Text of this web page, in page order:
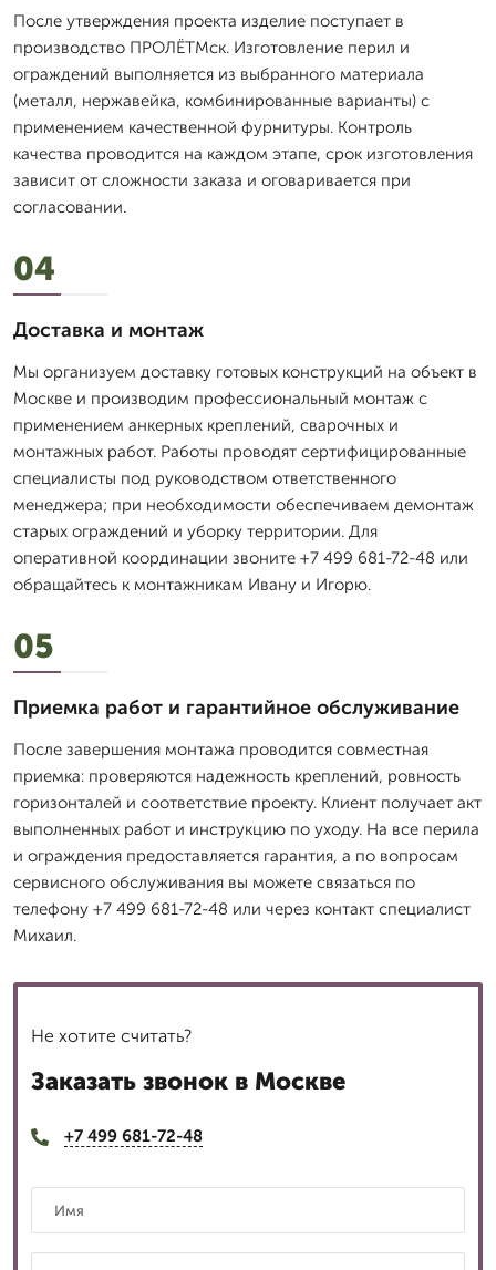
После утверждения проекта изделие поступает в
производство ПРОЛЁТМск. Изготовление перил и
ограждений выполняется из выбранного материала
(металл, нержавейка, комбинированные варианты) с
применением качественной фурнитуры. Контроль
качества проводится на каждом этапе, срок изготовления
зависит от сложности заказа и оговаривается при
согласовании.
04
Доставка и монтаж
Мы организуем доставку готовых конструкций на объект в
Москве и производим профессиональный монтаж с
применением анкерных креплений, сварочных и
монтажных работ. Работы проводят сертифицированные
специалисты под руководством ответственного
менеджера; при необходимости обеспечиваем демонтаж
старых ограждений и уборку территории. Для
оперативной координации звоните +7 499 681-72-48 или
обращайтесь к монтажникам Ивану и Игорю.
05
Приемка работ и гарантийное обслуживание
После завершения монтажа проводится совместная
приемка: проверяются надежность креплений, ровность
горизонталей и соответствие проекту. Клиент получает акт
выполненных работ и инструкцию по уходу. На все перила
и ограждения предоставляется гарантия, а по вопросам
сервисного обслуживания вы можете связаться по
телефону +7 499 681-72-48 или через контакт специалист
Михаил.
Не хотите считать?
Заказать звонок в Москве
+7 499 681-72-48